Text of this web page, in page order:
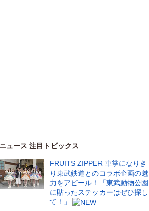
ニュース 注目トピックス
FRUITS ZIPPER 車掌になりき
り東武鉄道とのコラボ企画の魅
力をアピール！「東武動物公園
に貼ったステッカーはぜひ探し
て！」